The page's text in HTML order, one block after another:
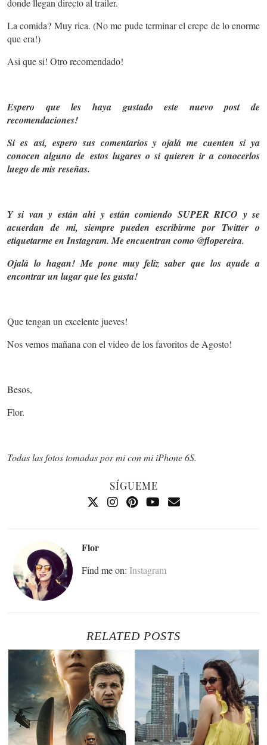
La comida? Muy rica. (No me pude terminar el crepe de lo enorme
que era!)
Asi que si! Otro recomendado!
Espero que les haya gustado este nuevo post de
recomendaciones!
Si es así, espero sus comentarios y ojalá me cuenten si ya
conocen alguno de estos lugares o si quieren ir a conocerlos
luego de mis reseñas.
Y si van y están ahi y están comiendo SUPER RICO y se
acuerdan de mi, siempre pueden escribirme por Twitter o
etiquetarme en Instagram. Me encuentran como @flopereira.
Ojalá lo hagan! Me pone muy feliz saber que los ayude a
encontrar un lugar que les gusta!
Que tengan un excelente jueves!
Nos vemos mañana con el video de los favoritos de Agosto!
Besos,
Flor.
Todas las fotos tomadas por mi con mi iPhone 6S.
SÍGUEME
Flor
Find me on: Instagram
RELATED POSTS